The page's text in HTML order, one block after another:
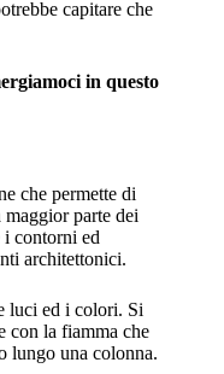
capitare che
in questo
che permette di
parte dei
i contorni ed
architettonici.
luci ed i colori. Si
con la fiamma che
lungo una colonna.